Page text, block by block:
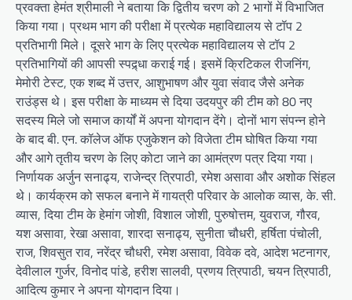
प्रवक्ता हेमंत श्रीमाली ने बताया कि द्वितीय चरण को 2 भागों में विभाजित
किया गया। प्रथम भाग की परीक्षा में प्रत्येक महाविद्यालय से टॉप 2
प्रतिभागी मिले। दूसरे भाग के लिए प्रत्येक महाविद्यालय से टॉप 2
प्रतिभागियों की आपसी स्पद्र्धा कराई गई। इसमें क्रिटिकल रीजनिंग,
मेमोरी टेस्ट, एक शब्द में उत्तर, आशुभाषण और युवा संवाद जैसे अनेक
राउंड्स थे। इस परीक्षा के माध्यम से दिया उदयपुर की टीम को 80 नए
सदस्य मिले जो समाज कार्यों में अपना योगदान देंगे। दोनों भाग संपन्न होने
के बाद बी. एन. कॉलेज ऑफ एजुकेशन को विजेता टीम घोषित किया गया
और आगे तृतीय चरण के लिए कोटा जाने का आमंत्रण पत्र दिया गया।
निर्णायक अर्जुन सनाढ्य, राजेन्द्र त्रिपाठी, रमेश असावा और अशोक सिंहल
थे। कार्यक्रम को सफल बनाने में गायत्री परिवार के आलोक व्यास, के. सी.
व्यास, दिया टीम के हेमांग जोशी, विशाल जोशी, पुरुषोत्तम, युवराज, गौरव,
यश असावा, रेखा असावा, शारदा सनाढ्य, सुनीता चौधरी, हर्षिता पंचोली,
राज, शिवसुत राव, नरेंद्र चौधरी, रमेश असावा, विवेक दवे, आदेश भटनागर,
देवीलाल गुर्जर, विनोद पांडे, हरीश सालवी, प्रणय त्रिपाठी, चयन त्रिपाठी,
आदित्य कुमार ने अपना योगदान दिया।